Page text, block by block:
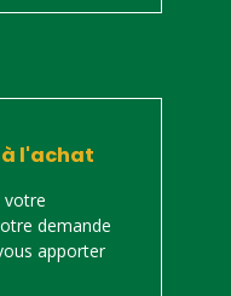
l'achat
votre
demande
apporter